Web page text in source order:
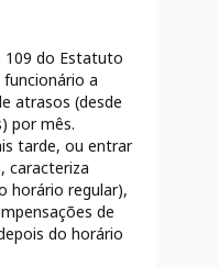
109 do Estatuto
a
atrasos (desde
por mês.
tarde, ou entrar
caracteriza
horário regular),
de
do horário